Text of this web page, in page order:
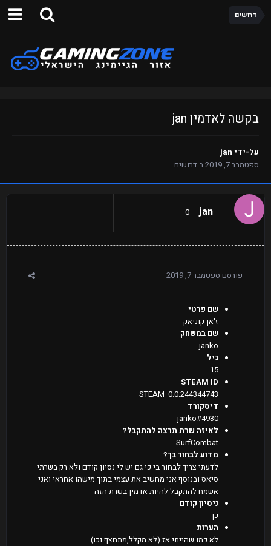
דרושים
בקשה לאדמין jan
על-ידי jan
ספטמבר 7, 2019
בדרושים
jan
0
פורסם ספטמבר 7, 2019
שם פרטי
ז'אן קוניאק
שם במשחק
janko
גיל
15
STEAM ID
STEAM_0:0:244344743
דיסקורד
janko#4930
לאיזה שרת תרצה להתקבל?
SurfCombat
מדוע לבחור בך?
לדעתי צריך לבחור בי כי גם יש לי נסיון קודם ולא רק בשרתי
סיאס ובנוסף אני מחשיב את עצמי בתוך מישהו אחראי ואני
אשמח להתקבל להיות אדמין בשרת הזה
ניסיון קודם
כן
הערות
לא כמו שהייתי אז (לא מקלל,מתחצף וכו)